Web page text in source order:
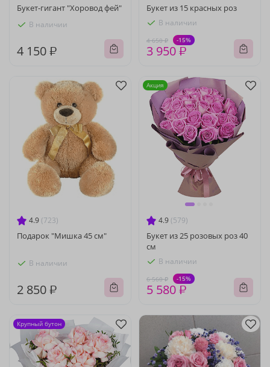
Букет-гигант "Хоровод фей"
В наличии
4 150 ₽
Букет из 15 красных роз
В наличии
4 650 ₽ -15%
3 950 ₽
4.9 (723)
Подарок "Мишка 45 см"
В наличии
2 850 ₽
4.9 (579)
Букет из 25 розовых роз 40
см
В наличии
6 560 ₽ -15%
5 580 ₽
Акция
Крупный бутон